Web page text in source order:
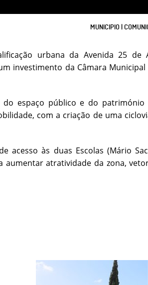
MUNICIPIO |
urbana da Avenida 25 de
investimento da Câmara
espaço público e do
com a criação de uma
às duas Escolas (Mário
atratividade da zona,